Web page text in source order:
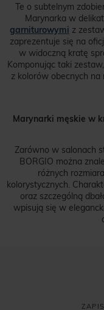
Te o subtelnym
Marynarka w
garniturowymi z
zaprezentuje się na
w widoczną kratę
Komponując taki
z kolorów obecnych na
Marynarki męskie w
Zarówno w salonach
BORGIO można
różnych
kolorystycznych.
oraz szczególną
wpisują się w